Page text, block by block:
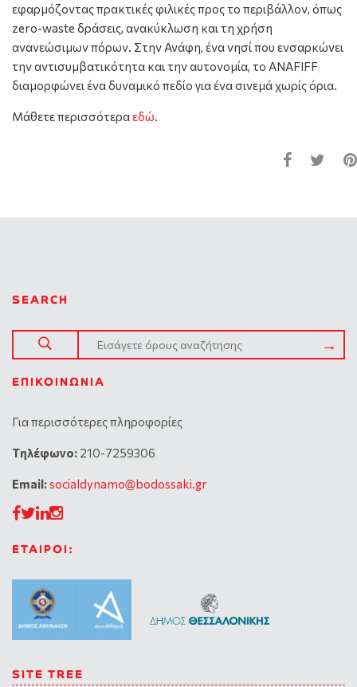
εφαρμόζοντας πρακτικές φιλικές προς το περιβάλλον, όπως
zero-waste δράσεις, ανακύκλωση και τη χρήση
ανανεώσιμων πόρων. Στην Ανάφη, ένα νησί που ενσαρκώνει
την αντισυμβατικότητα και την αυτονομία, το ANAFIFF
διαμορφώνει ένα δυναμικό πεδίο για ένα σινεμά χωρίς όρια.
Μάθετε περισσότεραεδώ.
SEARCH
ΕΠΙΚΟΙΝΩΝΊΑ
Για περισσότερες πληροφορίες
Tηλέφωνο: 210-7259306
Email:socialdynamo@bodossaki.gr
ΕΤΑΙΡΟΙ:
SITE TREE